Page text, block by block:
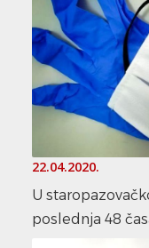
22.04.2020.
U
poslednja 48